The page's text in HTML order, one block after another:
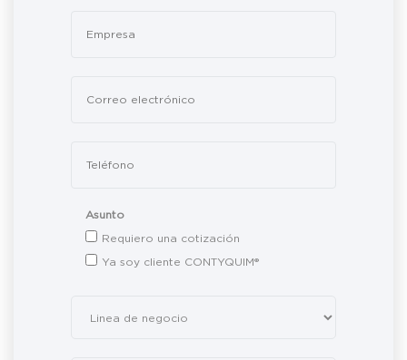
Asunto
Requiero una cotización
Ya soy cliente CONTYQUIM®